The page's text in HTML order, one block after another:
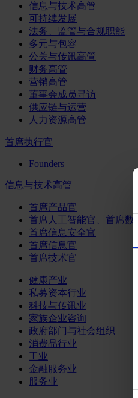
信息与技术高管
可持续发展
法务、监管与合规职能
多元与包容
公关与传讯高管
财务高管
营销高管
董事会成员寻访
供应链与运营
人力资源高管
首席执行官
Founders
信息与技术高管
首席产品官
首席人工智能官、首席数
首席信息安全官
首席信息官
首席技术官
健康产业
私募资本行业
科技与传讯业
家族企业咨询
政府部门与社会组织
消费品行业
工业
金融服务业
服务业